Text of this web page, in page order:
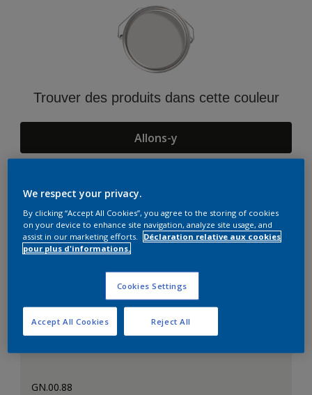
Trouver des produits dans cette couleur
Allons-y
Suggestions d'Harmonies
GN.00.88
We respect your privacy.
By clicking “Accept All Cookies”, you agree to the storing of cookies
on your device to enhance site navigation, analyze site usage, and
assist in our marketing efforts.
Déclaration relative aux cookies
pour plus d'informations.
Cookies Settings
Reject All
Accept All Cookies